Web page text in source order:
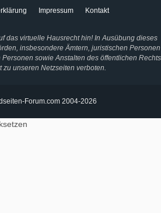
Impressum Kontakt
das virtuelle Hausrecht hin! In Ausübung dieses
insbesondere Ämtern, juristischen Personen
sowie Anstalten des öffentlichen Rechts
zu unseren Netzseiten verboten.
Forum.com 2004-2026